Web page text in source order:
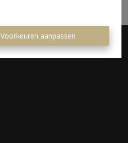
Voorkeuren aanpassen